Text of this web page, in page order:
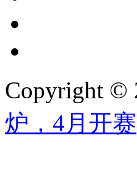
Copyright ©
炉，4月开赛